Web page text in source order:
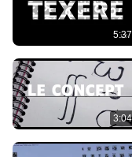
5:37
3:04